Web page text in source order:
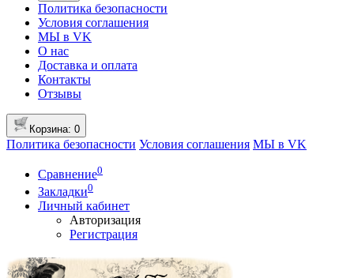
Политика безопасности
Условия соглашения
МЫ в VK
О нас
Доставка и оплата
Контакты
Отзывы
Корзина: 0
Политика безопасности Условия соглашения МЫ в VK
Сравнение0
Закладки0
Личный кабинет
Авторизация
Регистрация